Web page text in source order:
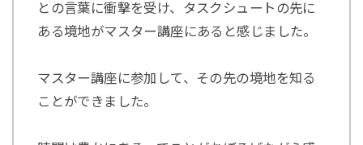
との言葉に衝撃を受け、タスクシュートの先に
ある境地がマスター講座にあると感じました。
マスター講座に参加して、その先の境地を知る
ことができました。